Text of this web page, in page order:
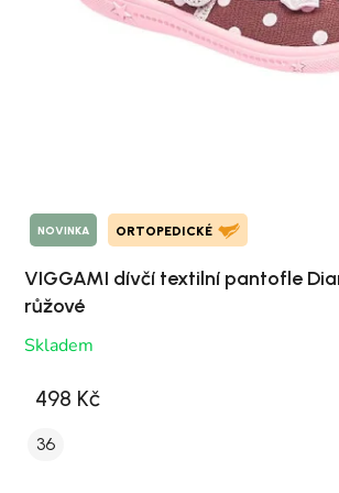
NOVINKA ORTOPEDICKÉ
VIGGAMI dívčí textilní pantofle
růžové
Skladem
498 Kč
36